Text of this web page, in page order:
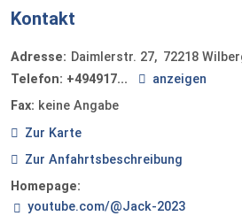
Kontakt
Adresse: Daimlerstr. 27 72218
Telefon: +494917...
anzeigen
Fax: keine Angabe
Zur Karte
Zur Anfahrtsbeschreibung
Homepage:
youtube.com/@Jack-2023